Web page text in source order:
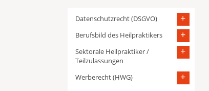
Datenschutzrecht (DSGVO)
Berufsbild des Heilpraktikers
Sektorale Heilpraktiker /
Teilzulassungen
Werberecht (HWG)